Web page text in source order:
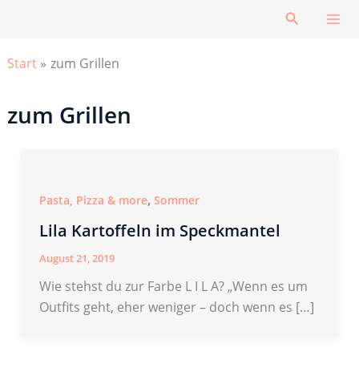
Suchen
Start zum Grillen
zum Grillen
Pasta, Pizza & more, Sommer
Lila Kartoffeln im Speckmantel
August 21, 2019
Wie stehst du zur Farbe L I L A? „Wenn es um
Outfits geht, eher weniger – doch wenn es […]